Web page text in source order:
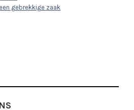
gebrekkige zaak